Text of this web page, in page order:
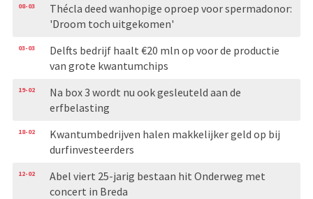
08-03
Thécla deed wanhopige oproep voor spermadonor:
'Droom toch uitgekomen'
03-03
Delfts bedrijf haalt €20 mln op voor de productie
van grote kwantumchips
19-02
Na box 3 wordt nu ook gesleuteld aan de
erfbelasting
18-02
Kwantumbedrijven halen makkelijker geld op bij
durfinvesteerders
12-02
Abel viert 25-jarig bestaan hit Onderweg met
concert in Breda